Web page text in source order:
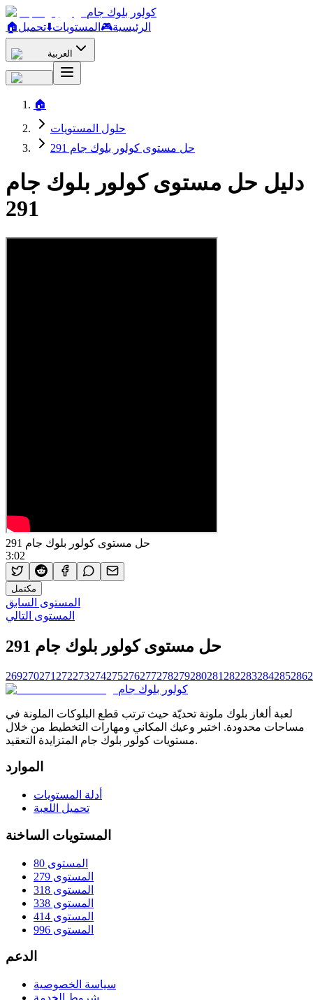
كولور بلوك جام
🏠
الرئيسية🎮 المستويات⬇️تحميل
العربية
🏠
حلول المستويات
حل مستوى كولور بلوك جام 291
دليل حل مستوى كولور بلوك جام
291
حل مستوى كولور بلوك جام 291
3:02
مكتمل
المستوى السابق
المستوى التالي
حل مستوى كولور بلوك جام 291
269270271 272273274275276277278279280281 282283284285286
كولور بلوك جام
لعبة ألغاز بلوك ملونة تحديّة حيث ترتب قطع البلوكات الملونة في
مساحات محدودة. اختبر وعيك المكاني ومهارات التخطيط من خلال
مستويات كولور بلوك جام المتزايدة التعقيد.
الموارد
أدلة المستويات
تحميل اللعبة
المستويات الساخنة
المستوى 80
المستوى 279
المستوى 318
المستوى 338
المستوى 414
المستوى 996
الدعم
سياسة الخصوصية
شروط الخدمة